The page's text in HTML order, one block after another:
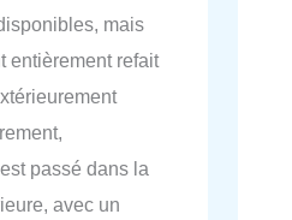
mais
entièrement refait
passé dans la
avec un